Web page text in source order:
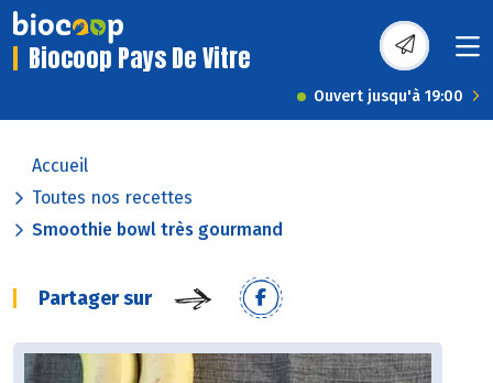
Biocoop Pays De Vitre
Ouvert jusqu'à 19:00
Accueil
Toutes nos recettes
Smoothie bowl très gourmand
Partager sur